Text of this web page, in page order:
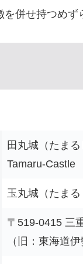
を併せ持つめず
田丸城（たまる
Tamaru-Castle
玉丸城（たまる
〒519-0415 三
（旧：東海道伊